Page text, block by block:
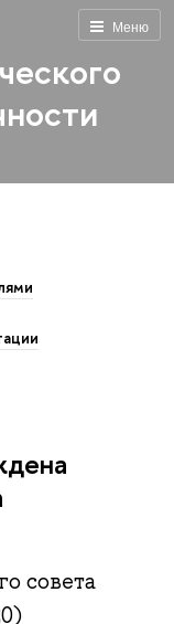
Меню
совета